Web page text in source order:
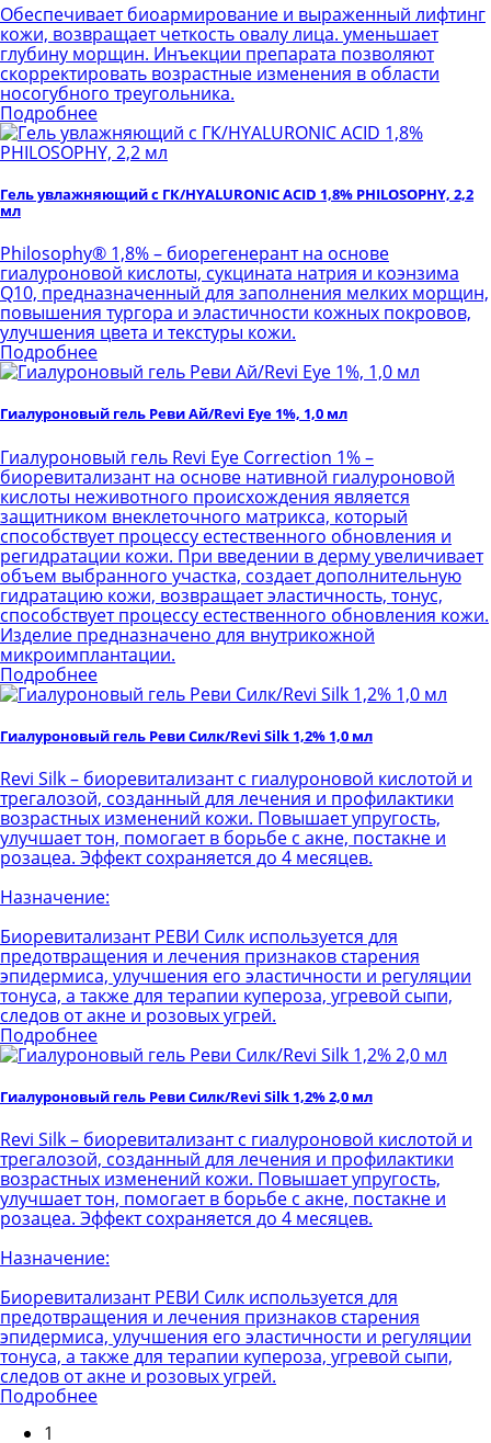
Обеспечивает биоармирование и выраженный лифтинг
кожи, возвращает четкость овалу лица. уменьшает
глубину морщин. Инъекции препарата позволяют
скорректировать возрастные изменения в области
носогубного треугольника.
Подробнее
Гель увлажняющий с ГК/HYALURONIC ACID 1,8% PHILOSOPHY, 2,2
мл
Philosophy® 1,8% – биорегенерант на основе
гиалуроновой кислоты, сукцината натрия и коэнзима
Q10, предназначенный для заполнения мелких морщин,
повышения тургора и эластичности кожных покровов,
улучшения цвета и текстуры кожи.
Подробнее
Гиалуроновый гель Реви Ай/Revi Eye 1%, 1,0 мл
Гиалуроновый гель Revi Eye Correction 1% –
биоревитализант на основе нативной гиалуроновой
кислоты неживотного происхождения является
защитником внеклеточного матрикса, который
способствует процессу естественного обновления и
регидратации кожи. При введении в дерму увеличивает
объем выбранного участка, создает дополнительную
гидратацию кожи, возвращает эластичность, тонус,
способствует процессу естественного обновления кожи.
Изделие предназначено для внутрикожной
микроимплантации.
Подробнее
Гиалуроновый гель Реви Силк/Revi Silk 1,2% 1,0 мл
Revi Silk – биоревитализант с гиалуроновой кислотой и
трегалозой, созданный для лечения и профилактики
возрастных изменений кожи. Повышает упругость,
улучшает тон, помогает в борьбе с акне, постакне и
розацеа. Эффект сохраняется до 4 месяцев.
Назначение:
Биоревитализант РЕВИ Силк используется для
предотвращения и лечения признаков старения
эпидермиса, улучшения его эластичности и регуляции
тонуса, а также для терапии купероза, угревой сыпи,
следов от акне и розовых угрей.
Подробнее
Гиалуроновый гель Реви Силк/Revi Silk 1,2% 2,0 мл
Revi Silk – биоревитализант с гиалуроновой кислотой и
трегалозой, созданный для лечения и профилактики
возрастных изменений кожи. Повышает упругость,
улучшает тон, помогает в борьбе с акне, постакне и
розацеа. Эффект сохраняется до 4 месяцев.
Назначение:
Биоревитализант РЕВИ Силк используется для
предотвращения и лечения признаков старения
эпидермиса, улучшения его эластичности и регуляции
тонуса, а также для терапии купероза, угревой сыпи,
следов от акне и розовых угрей.
Подробнее
1